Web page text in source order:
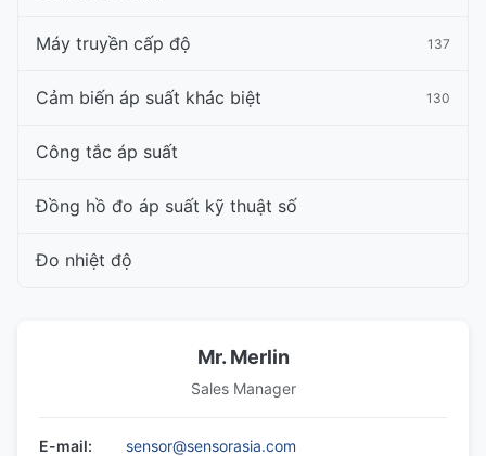
Máy truyền cấp độ 137
Cảm biến áp suất khác biệt 130
Công tắc áp suất
Đồng hồ đo áp suất kỹ thuật số
Đo nhiệt độ
Mr. Merlin
Sales Manager
E-mail:
sensor@sensorasia.com